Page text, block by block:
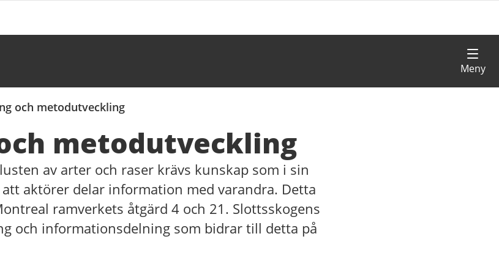
och metodutveckling
metodutveckling
av arter och raser krävs kunskap som i sin
aktörer delar information med varandra. Detta
ramverkets åtgärd 4 och 21. Slottsskogens
och informationsdelning som bidrar till detta på